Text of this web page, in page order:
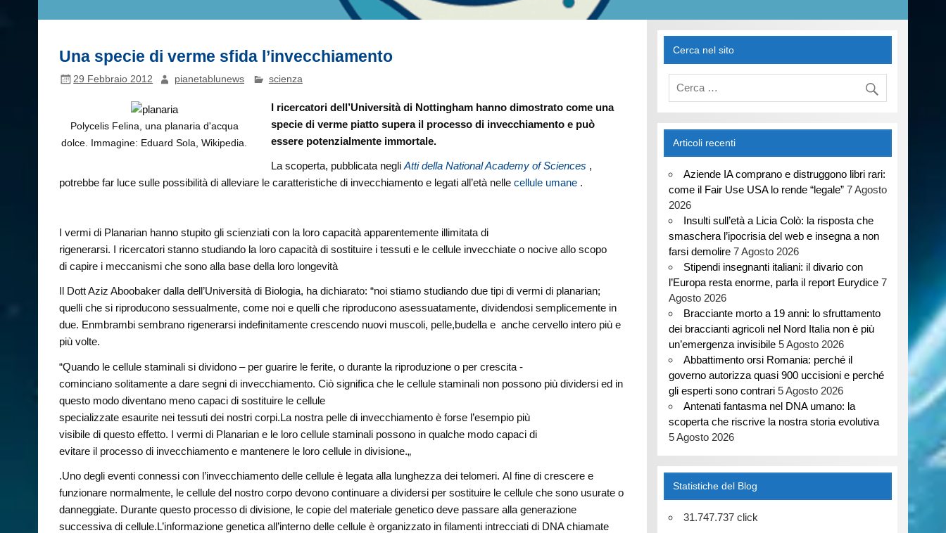
Una specie di verme sfida l’invecchiamento
29 Febbraio 2012 pianetablunews scienza
Polycelis Felina, una planaria d'acqua
dolce. Immagine: Eduard Sola, Wikipedia.
I ricercatori dell’Università di Nottingham hanno dimostrato come una
specie di verme piatto supera il processo di invecchiamento e può
essere potenzialmente immortale.
La scoperta, pubblicata negli Atti della National Academy of Sciences ,
potrebbe far luce sulle possibilità di alleviare le caratteristiche di invecchiamento e legati all’età nellecellule umane .
I vermi di Planarian hanno stupito gli scienziati con la loro capacità apparentemente illimitata di
rigenerarsi. I ricercatori stanno studiando la loro capacità di sostituire i tessuti e le cellule invecchiate o nocive allo scopo
di capire i meccanismi che sono alla base della loro longevità
Il Dott Aziz Aboobaker dalla dell’Università di Biologia, ha dichiarato: “noi stiamo studiando due tipi di vermi di planarian;
quelli che si riproducono sessualmente, come noi e quelli che riproducono asessuatamente, dividendosi semplicemente in
due. Enmbrambi sembrano rigenerarsi indefinitamente crescendo nuovi muscoli, pelle,budella e anche cervello intero più e
più volte.
“Quando le cellule staminali si dividono – per guarire le ferite, o durante la riproduzione o per crescita -
cominciano solitamente a dare segni di invecchiamento. Ciò significa che le cellule staminali non possono più dividersi ed in
questo modo diventano meno capaci di sostituire le cellule
specializzate esaurite nei tessuti dei nostri corpi.La nostra pelle di invecchiamento è forse l’esempio più
visibile di questo effetto. I vermi di Planarian e le loro cellule staminali possono in qualche modo capaci di
evitare il processo di invecchiamento e mantenere le loro cellule in divisione.„
.Uno degli eventi connessi con l’invecchiamento delle cellule è legata alla lunghezza dei telomeri. Al fine di crescere e
funzionare normalmente, le cellule del nostro corpo devono continuare a dividersi per sostituire le cellule che sono usurate o
danneggiate. Durante questo processo di divisione, le copie del materiale genetico deve passare alla generazione
successiva di cellule.L’informazione genetica all’interno delle cellule è organizzato in filamenti intrecciati di DNA chiamate
Cerca nel sito
Articoli recenti
Aziende IA comprano e distruggono libri rari:
come il Fair Use USA lo rende “legale” 7 Agosto
2026
Insulti sull’età a Licia Colò: la risposta che
smaschera l’ipocrisia del web e insegna a non
farsi demolire 7 Agosto 2026
Stipendi insegnanti italiani: il divario con
l’Europa resta enorme, parla il report Eurydice 7
Agosto 2026
Bracciante morto a 19 anni: lo sfruttamento
dei braccianti agricoli nel Nord Italia non è più
un’emergenza invisibile 5 Agosto 2026
Abbattimento orsi Romania: perché il
governo autorizza quasi 900 uccisioni e perché
gli esperti sono contrari 5 Agosto 2026
Antenati fantasma nel DNA umano: la
scoperta che riscrive la nostra storia evolutiva
5 Agosto 2026
Statistiche del Blog
31.747.737 click